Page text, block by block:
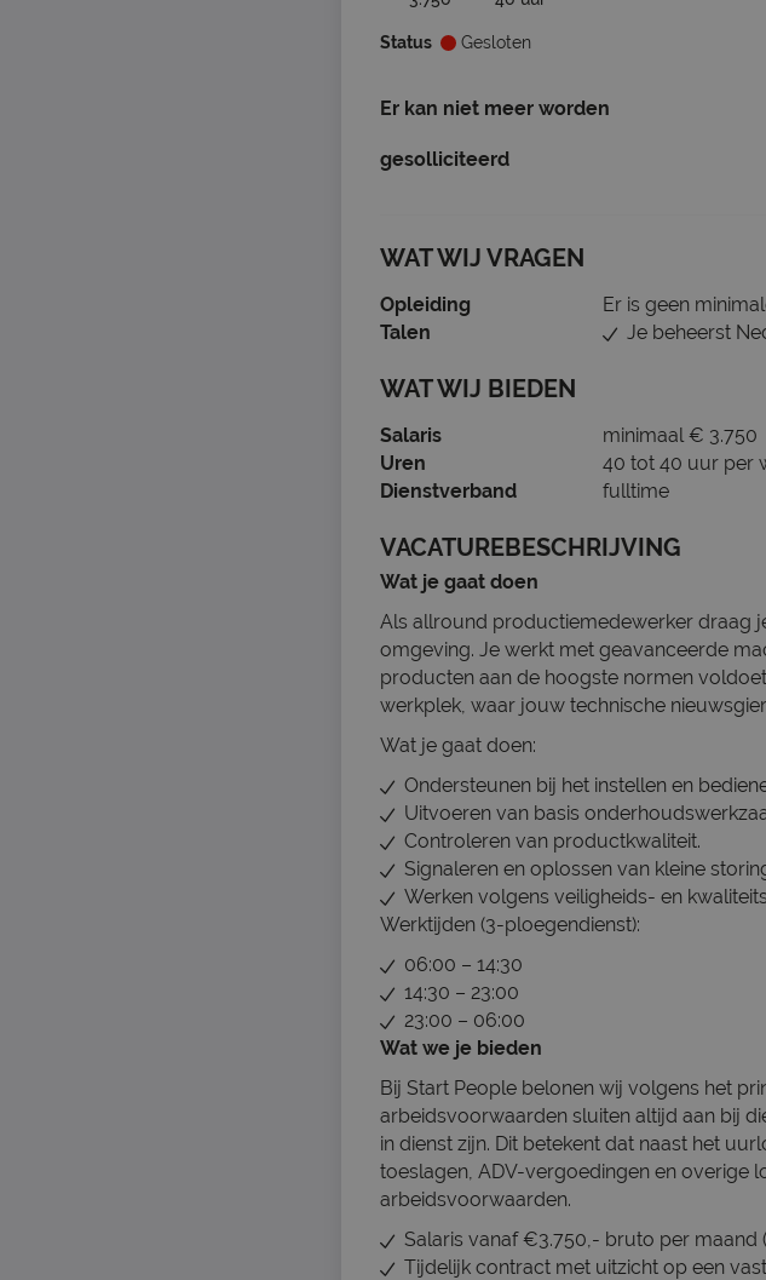
Status Gesloten
Er kan niet meer worden
gesolliciteerd
WAT WIJ VRAGEN
Opleiding
Er is geen
Talen
Je beheerst
WAT WIJ BIEDEN
Salaris
minimaal € 3.750
Uren
40 tot 40 uur per
Dienstverband
fulltime
VACATUREBESCHRIJVING
Wat je gaat doen
Als allround productiemedewerker draag
omgeving. Je werkt met geavanceerde
producten aan de hoogste normen
werkplek, waar jouw technische
Wat je gaat doen:
Ondersteunen bij het instellen en
Uitvoeren van basis
Controleren van productkwaliteit.
Signaleren en oplossen van kleine
Werken volgens veiligheids- en
Werktijden (3-ploegendienst):
06:00 – 14:30
14:30 – 23:00
23:00 – 06:00
Wat we je bieden
Bij Start People belonen wij volgens het
arbeidsvoorwaarden sluiten altijd aan bij
in dienst zijn. Dit betekent dat naast het
toeslagen, ADV-vergoedingen en overige
arbeidsvoorwaarden.
Salaris vanaf €3.750,- bruto per maand
Tijdelijk contract met uitzicht op een